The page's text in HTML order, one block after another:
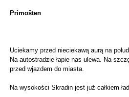
Primošten
Uciekamy przed nieciekawą aurą na
Na autostradzie łapie nas ulewa. Na
przed wjazdem do miasta.
Na wysokości Skradin jest już całkiem